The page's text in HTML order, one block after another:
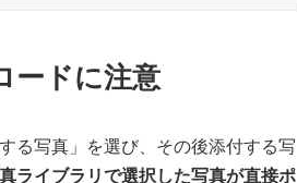
ードに注意
る写真」を選び、その後添付する写
ライブラリで選択した写真が直接ポ